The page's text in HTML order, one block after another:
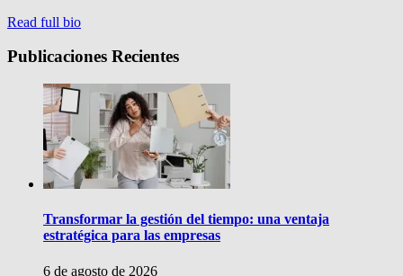
Read full bio
Publicaciones Recientes
Transformar la gestión del tiempo: una ventaja
estratégica para las empresas
6 de agosto de 2026